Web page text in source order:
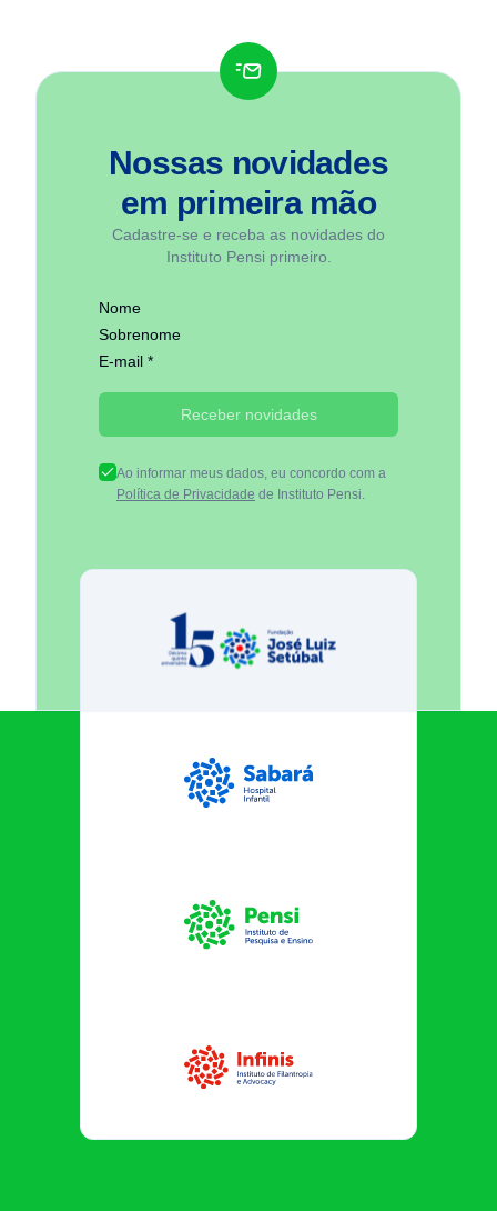
Nossas novidades
em primeira mão
Cadastre-se e receba as novidades do
Instituto Pensi primeiro.
Nome
Sobrenome
E-mail *
Receber novidades
Ao informar meus dados, eu concordo com a
Política de Privacidade de Instituto Pensi.
Fundação José Luiz Egydio
Sabará Hospital Infantil
Instituto Pensi
Infinis